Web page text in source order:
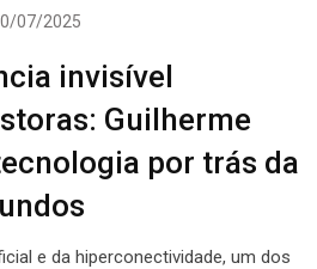
07/2025
invisível
Guilherme
por trás da
e da hiperconectividade, um dos